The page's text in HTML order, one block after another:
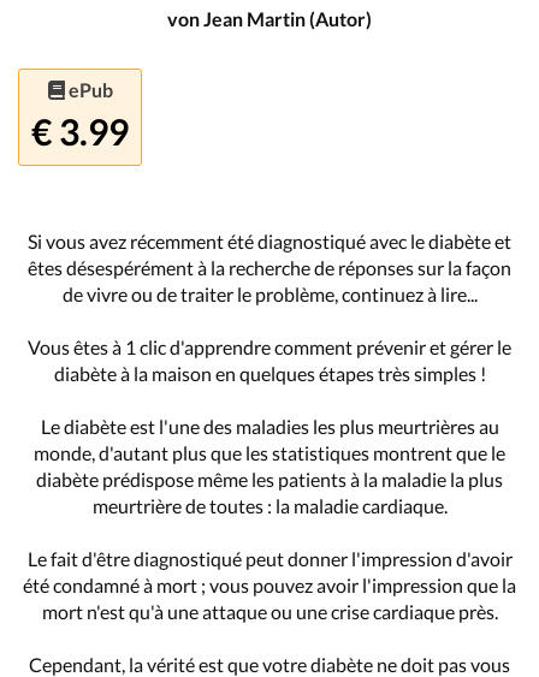
von Jean Martin (Autor)
ePub
€ 3.99
Si vous avez récemment été diagnostiqué avec le diabète et
êtes désespérément à la recherche de réponses sur la façon
de vivre ou de traiter le problème, continuez à lire...
Vous êtes à 1 clic d'apprendre comment prévenir et gérer le
diabète à la maison en quelques étapes très simples !
Le diabète est l'une des maladies les plus meurtrières au
monde, d'autant plus que les statistiques montrent que le
diabète prédispose même les patients à la maladie la plus
meurtrière de toutes : la maladie cardiaque.
Le fait d'être diagnostiqué peut donner l'impression d'avoir
été condamné à mort ; vous pouvez avoir l'impression que la
mort n'est qu'à une attaque ou une crise cardiaque près.
Cependant, la vérité est que votre diabète ne doit pas vous